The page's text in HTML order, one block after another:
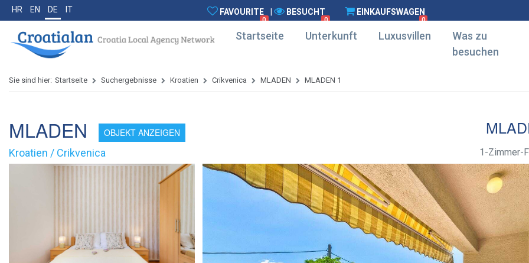
HR EN DE IT FAVOURITE
0
BESUCHT
0
EINKAUFSWAGEN
0
Startseite Unterkunft Luxusvillen
Was zu
besuchen
Sie sind hier: Startseite Suchergebnisse Kroatien Crikvenica MLADEN MLADEN 1
MLADEN OBJEKT ANZEIGEN
Kroatien / Crikvenica 1-Zimmer-